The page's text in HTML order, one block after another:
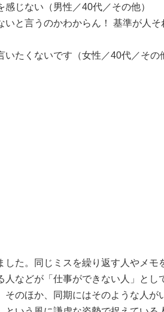
感じない（男性／40代／その他）
いと言うのかわからん！ 基準が人
いたくないです（女性／40代／その
した。同じミスを繰り返す人やメモ
人などが「仕事ができない人」とし
のほか、同期にはそのような人が